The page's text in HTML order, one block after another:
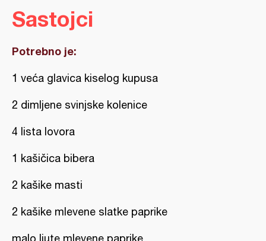
Sastojci
Potrebno je:
1 veća glavica kiselog kupusa
2 dimljene svinjske kolenice
4 lista lovora
1 kašičica bibera
2 kašike masti
2 kašike mlevene slatke paprike
malo ljute mlevene paprike